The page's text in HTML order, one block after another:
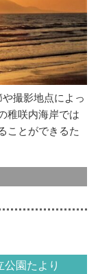
撮影地点によっ
稚咲内海岸では
ことができるた
公園たより